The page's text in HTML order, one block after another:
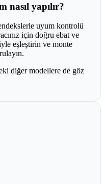
nasıl yapılır?
uyum kontrolü
için doğru ebat ve
eşleştirin ve monte
diğer modellere de göz